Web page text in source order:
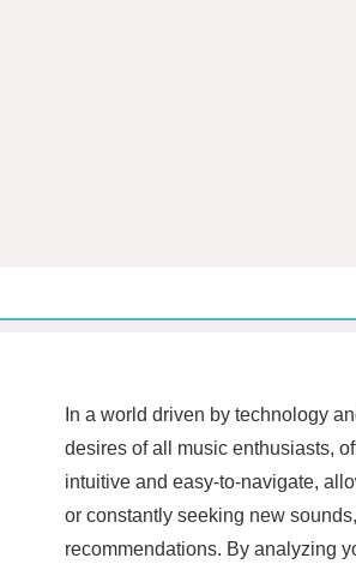
In a world driven by technology
desires of all music enthusiasts,
intuitive and easy-to-navigate,
or constantly seeking new
recommendations. By analyzing